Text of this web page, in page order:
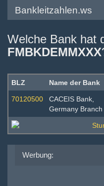
Bankleitzahlen.ws
Welche Bank hat
FMBKDEMMXXX
BLZ Name der Bank
70120500
CACEIS Bank,
Germany Branch
Werbung: